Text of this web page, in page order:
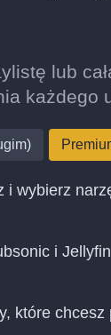
lub
każdego
i wybierz
i Jellyfin
które